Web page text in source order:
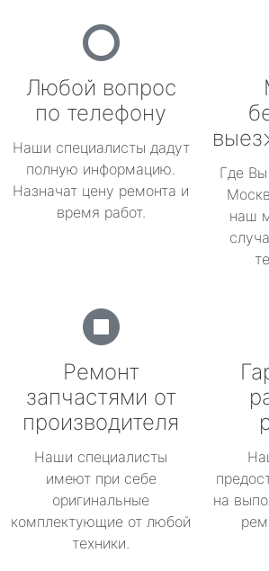
Любой вопрос
по телефону
Наши специалисты дадут
полную информацию.
Назначат цену ремонта и
время работ.
Где
наш
Ремонт
запчастями от
производителя
Наши специалисты
имеют при себе
оригинальные
комплектующие от любой
техники.
на